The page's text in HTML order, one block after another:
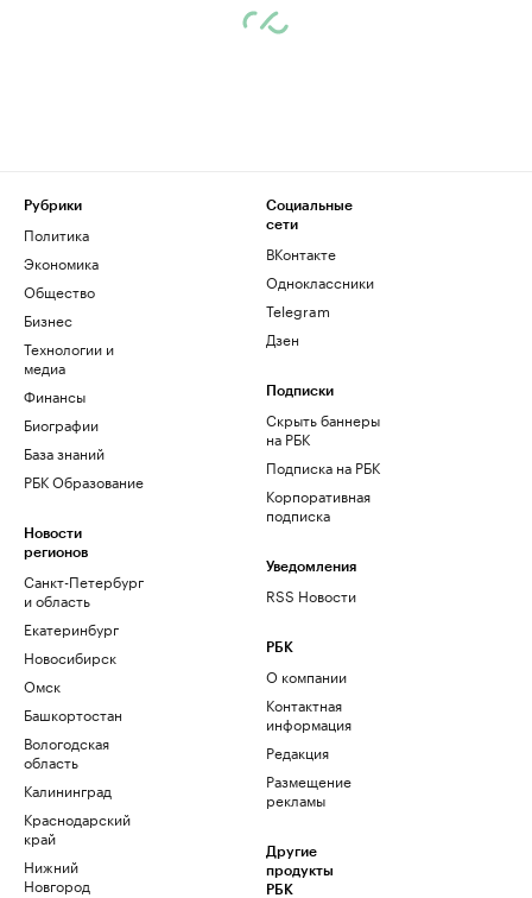
Рубрики
Политика
Экономика
Общество
Бизнес
Технологии и
медиа
Финансы
Биографии
База знаний
РБК Образование
Новости
регионов
Санкт-Петербург
и область
Екатеринбург
Новосибирск
Омск
Башкортостан
Вологодская
область
Калининград
Краснодарский
край
Нижний
Новгород
Социальные
сети
ВКонтакте
Одноклассники
Telegram
Дзен
Подписки
Скрыть баннеры
на РБК
Подписка на РБК
Корпоративная
подписка
Уведомления
RSS Новости
РБК
О компании
Контактная
информация
Редакция
Размещение
рекламы
Другие
продукты
РБК